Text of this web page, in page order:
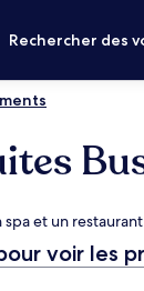
Rechercher des
spa et un restaurant
voir les